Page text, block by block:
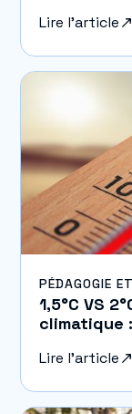
Lire l'article
PÉDAGOGIE
1,5°C VS
climatique
Lire l'article